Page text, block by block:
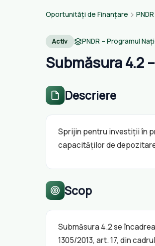
Oportunități de Finanțare
Activ PNDR – Programul
Submăsura 4.2
Descriere
Sprijin pentru investiții în
capacităților de
Scop
Submăsura 4.2 se
1305/2013, art. 17, din